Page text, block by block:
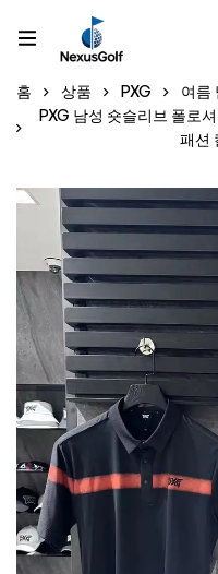
홈 상품 PXG 여름
PXG 남성 숏슬리브 폴로
패션